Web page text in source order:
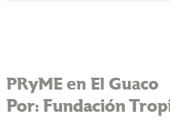
PRyME en El Guaco
Por: Fundación